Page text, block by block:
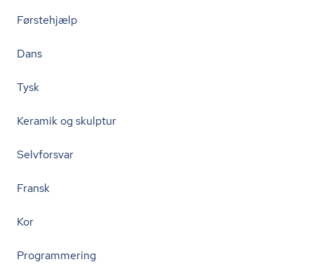
Førstehjælp
Dans
Tysk
Keramik og skulptur
Selvforsvar
Fransk
Kor
Programmering